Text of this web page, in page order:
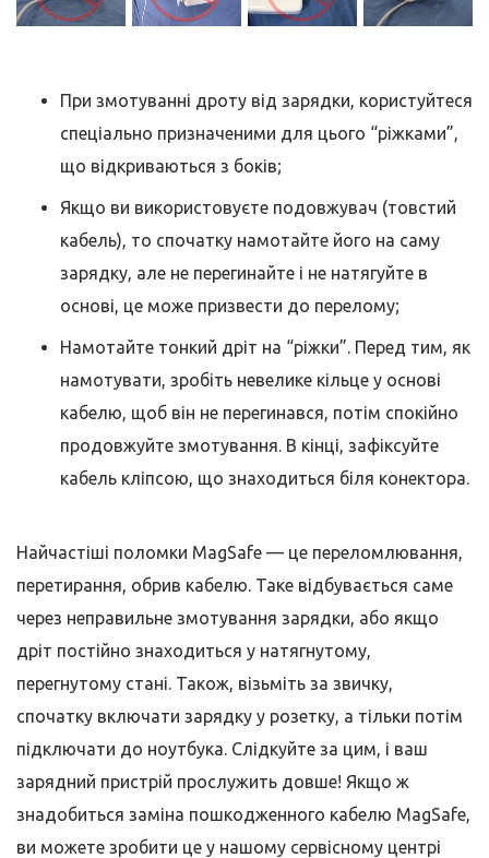
При змотуванні дроту від зарядки, користуйтеся
спеціально призначеними для цього “ріжками”,
що відкриваються з боків;
Якщо ви використовуєте подовжувач (товстий
кабель), то спочатку намотайте його на саму
зарядку, але не перегинайте і не натягуйте в
основі, це може призвести до перелому;
Намотайте тонкий дріт на “ріжки”. Перед тим, як
намотувати, зробіть невелике кільце у основі
кабелю, щоб він не перегинався, потім спокійно
продовжуйте змотування. В кінці, зафіксуйте
кабель кліпсою, що знаходиться біля конектора.
Найчастіші поломки MagSafe — це переломлювання,
перетирання, обрив кабелю. Таке відбувається саме
через неправильне змотування зарядки, або якщо
дріт постійно знаходиться у натягнутому,
перегнутому стані. Також, візьміть за звичку,
спочатку включати зарядку у розетку, а тільки потім
підключати до ноутбука. Слідкуйте за цим, і ваш
зарядний пристрій прослужить довше! Якщо ж
знадобиться заміна пошкодженного кабелю MagSafe,
ви можете зробити це у нашому сервісному центрі